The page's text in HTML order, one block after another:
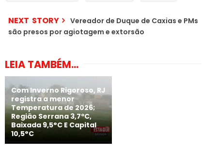
NEXT STORY
Vereador de Duque de Caxias e PMs
são presos por agiotagem e extorsão
LEIA TAMBÉM...
Com Inverno Rigoroso, RJ
registra a menor
Temperatura de 2026;
Região Serrana 3,7ºC,
Baixada 9,5°C E Capital
10,5°C